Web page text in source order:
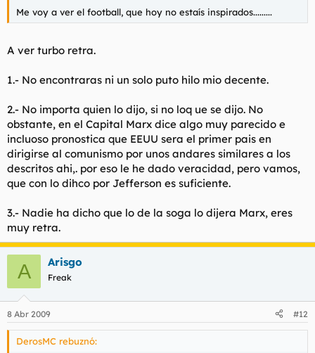
Me voy a ver el football, que hoy no estaís inspirados.........
A ver turbo retra.
1.- No encontraras ni un solo puto hilo mio decente.
2.- No importa quien lo dijo, si no loq ue se dijo. No
obstante, en el Capital Marx dice algo muy parecido e
incluoso pronostica que EEUU sera el primer pais en
dirigirse al comunismo por unos andares similares a los
descritos ahi,. por eso le he dado veracidad, pero vamos,
que con lo dihco por Jefferson es suficiente.
3.- Nadie ha dicho que lo de la soga lo dijera Marx, eres
muy retra.
A Arisgo
Freak
8 Abr 2009 #12
DerosMC rebuznó: